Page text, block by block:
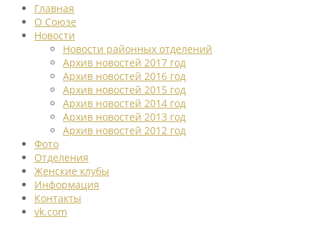
Главная
О Союзе
Новости
Новости районных отделений
Архив новостей 2017 год
Архив новостей 2016 год
Архив новостей 2015 год
Архив новостей 2014 год
Архив новостей 2013 год
Архив новостей 2012 год
Фото
Отделения
Женские клубы
Информация
Контакты
vk.com